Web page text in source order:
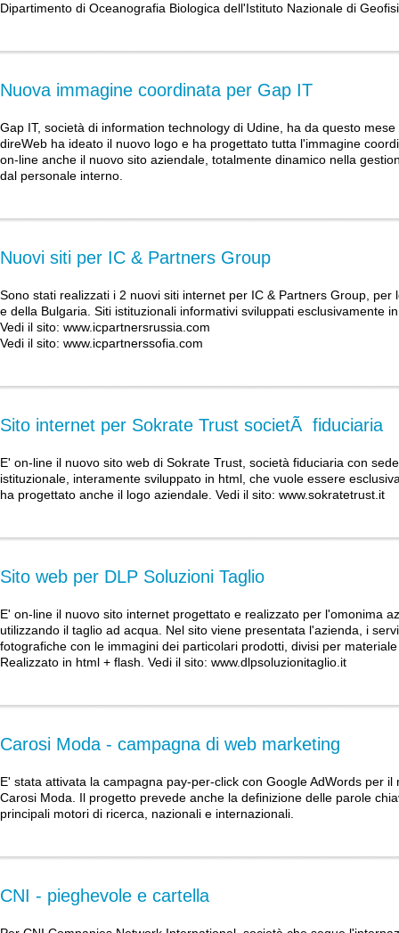
Dipartimento di Oceanografia Biologica dell'Istituto Nazionale di
Nuova immagine coordinata per Gap IT
Gap IT, società di information technology di Udine, ha da questo
direWeb ha ideato il nuovo logo e ha progettato tutta l'immagine
on-line anche il nuovo sito aziendale, totalmente dinamico nella
dal personale interno.
Nuovi siti per IC & Partners Group
Sono stati realizzati i 2 nuovi siti internet per IC & Partners Group, per
e della Bulgaria. Siti istituzionali informativi sviluppati esclusivamente
Vedi il sito: www.icpartnersrussia.com
Vedi il sito: www.icpartnerssofia.com
Sito internet per Sokrate Trust societÃ fiduciaria
E' on-line il nuovo sito web di Sokrate Trust, società fiduciaria con
istituzionale, interamente sviluppato in html, che vuole essere
ha progettato anche il logo aziendale. Vedi il sito: www.sokratetrust.it
Sito web per DLP Soluzioni Taglio
E' on-line il nuovo sito internet progettato e realizzato per l'omonima
utilizzando il taglio ad acqua. Nel sito viene presentata l'azienda, i
fotografiche con le immagini dei particolari prodotti, divisi per
Realizzato in html + flash. Vedi il sito: www.dlpsoluzionitaglio.it
Carosi Moda - campagna di web marketing
E' stata attivata la campagna pay-per-click con Google AdWords per
Carosi Moda. Il progetto prevede anche la definizione delle parole
principali motori di ricerca, nazionali e internazionali.
CNI - pieghevole e cartella